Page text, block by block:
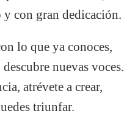
y con gran dedicación.
lo que ya conoces,
nuevas voces.
atrévete a crear,
triunfar.